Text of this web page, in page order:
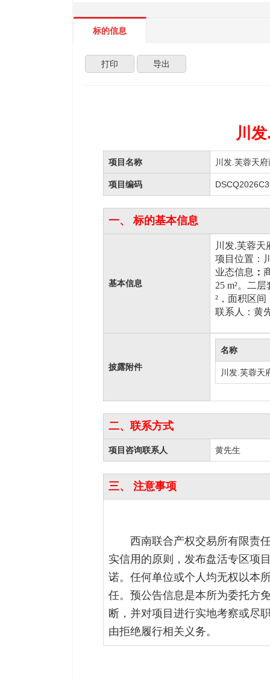
标的信息
打印 导出
川
项目名称 川发.芙蓉天
项目编码
一、 标的基本信息
基本信息
川发.芙蓉
项目位置：
业态信息 ：
25 m²。二层
²， 面积区间
联系人：黄
披露附件
名称
川发.芙蓉天
二、联系方式
项目咨询联系人 黄先生
三、 注意事项
西南联合产权交易所有限责
实信用的原则，发布盘活专区项
诺。任何单位或个人均无权以本
任。预公告信息是本所为委托方
断，并对项目进行实地考察或尽
由拒绝履行相关义务。